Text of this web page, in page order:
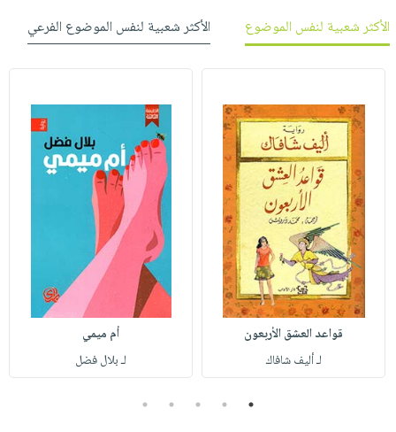
الأكثر شعبية لنفس الموضوع
الأكثر شعبية لنفس الموضوع الفرعي
قواعد العشق الأربعون
لـ أليف شافاك
أم ميمي
لـ بلال فضل
1
2
3
4
5